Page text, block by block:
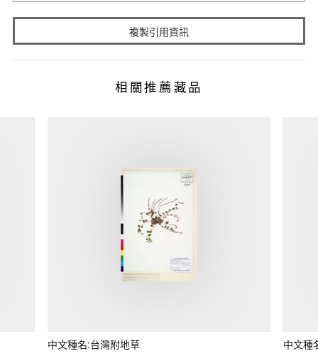
複製引用資訊
相關推薦藏品
中文種名:台灣附地草 中文種